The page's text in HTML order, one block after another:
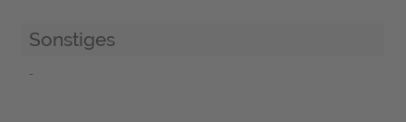
Sonstiges
-